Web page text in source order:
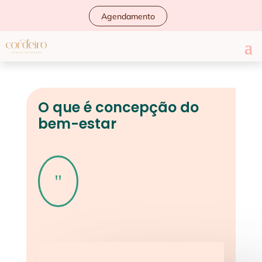
Agendamento
O que é concepção do
bem-estar
"